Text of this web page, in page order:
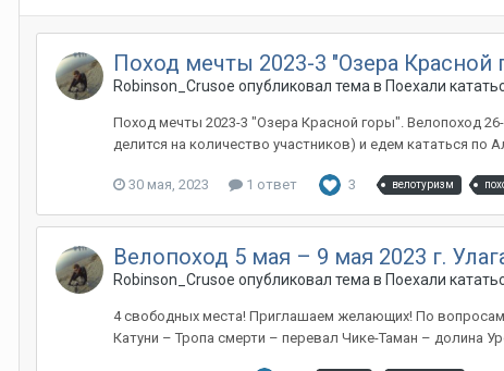
Поход мечты 2023-3 "Озера
Robinson_Crusoe опубликовал тема в Поехали
Поход мечты 2023-3 "Озера Красной горы". Велопоход
делится на количество участников) и едем кататься
30 мая, 2023 1 ответ 3 велотуризм
Велопоход 5 мая – 9 мая 2023 г.
Robinson_Crusoe опубликовал тема в Поехали
4 свободных места! Приглашаем желающих! По вопросам
Катуни – Тропа смерти – перевал Чике-Таман – долина